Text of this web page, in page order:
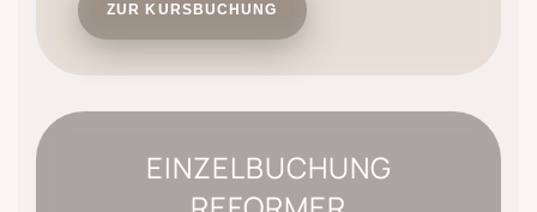
ZUR KURSBUCHUNG
EINZELBUCHUNG